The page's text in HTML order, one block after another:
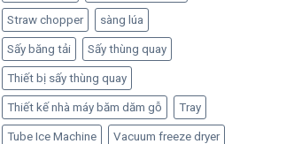
Straw chopper sàng lúa
Sấy băng tải Sấy thùng quay
Thiết bị sấy thùng quay
Thiết kế nhà máy băm dăm gỗ Tray
Tube Ice Machine Vacuum freeze dryer